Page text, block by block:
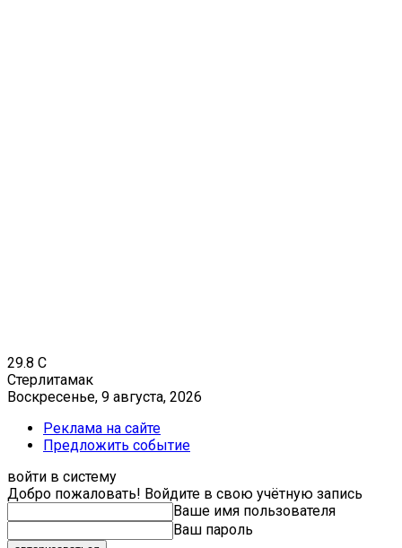
29.8 C
Стерлитамак
Воскресенье, 9 августа, 2026
Реклама на сайте
Предложить событие
войти в систему
Добро пожаловать! Войдите в свою учётную запись
Ваше имя пользователя
Ваш пароль